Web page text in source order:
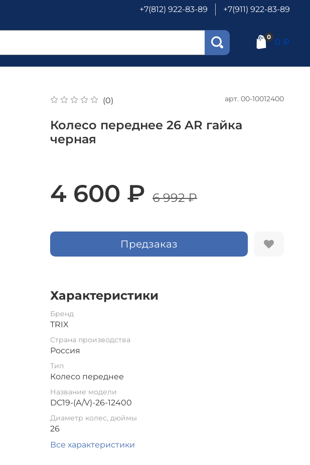
+7(812) 922-83-89 +7(911) 922-83-89
0 0 ₽
(0) арт. 00-10012400
Колесо переднее 26 AR гайка
черная
4 600 ₽ 6 992 ₽
Предзаказ
Характеристики
Бренд
TRIX
Страна производства
Россия
Тип
Колесо переднее
Название модели
DС19-(А/V)-26-12400
Диаметр колес, дюймы
26
Все характеристики